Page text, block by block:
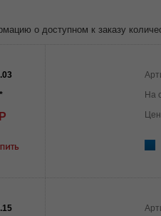
о доступном к заказу
На